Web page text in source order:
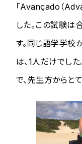
「Avançado（
した。この試験
す。同じ語学学校
は、1人だけでし
で、先生方からと